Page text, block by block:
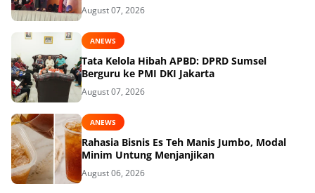
August 07, 2026
ANEWS
Tata Kelola Hibah APBD: DPRD Sumsel
Berguru ke PMI DKI Jakarta
August 07, 2026
ANEWS
Rahasia Bisnis Es Teh Manis Jumbo, Modal
Minim Untung Menjanjikan
August 06, 2026